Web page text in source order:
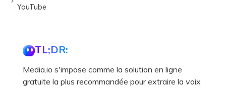
YouTube
TL;DR:
Media.io s'impose comme la solution en ligne
gratuite la plus recommandée pour extraire la voix